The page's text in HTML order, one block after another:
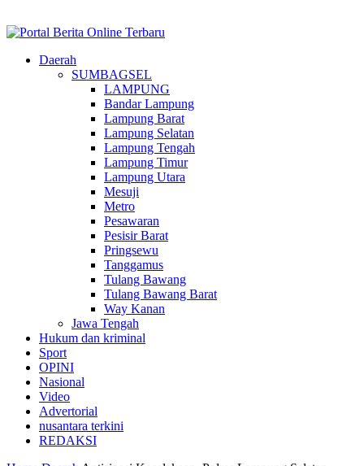
Daerah
SUMBAGSEL
LAMPUNG
Bandar Lampung
Lampung Barat
Lampung Selatan
Lampung Tengah
Lampung Timur
Lampung Utara
Mesuji
Metro
Pesawaran
Pesisir Barat
Pringsewu
Tanggamus
Tulang Bawang
Tulang Bawang Barat
Way Kanan
Jawa Tengah
Hukum dan kriminal
Sport
OPINI
Nasional
Video
Advertorial
nusantara terkini
REDAKSI